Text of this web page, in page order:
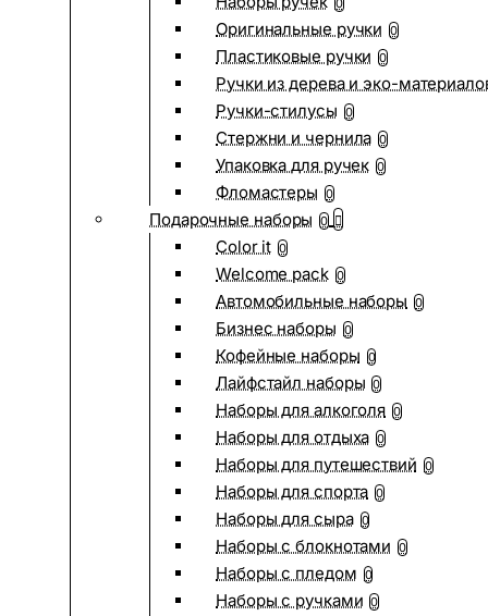
0
Оригинальные ручки 0
Пластиковые ручки 0
Ручки из дерева и эко-
Ручки-стилусы 0
Стержни и чернила 0
Упаковка для ручек 0
Фломастеры 0
Подарочные наборы 0
Color it 0
Welcome pack 0
Автомобильные наборы 0
Бизнес наборы 0
Кофейные наборы 0
Лайфстайл наборы 0
Наборы для алкоголя 0
Наборы для отдыха 0
Наборы для путешествий 0
Наборы для спорта 0
Наборы для сыра 0
Наборы с блокнотами 0
Наборы с пледом 0
Наборы с ручками 0